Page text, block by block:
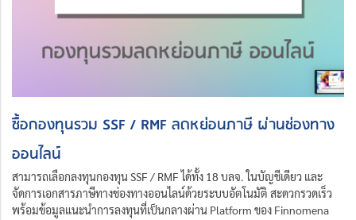
ซื้อกองทุนรวม SSF / RMF ลดหย่อนภาษี ผ่านช่องทาง
ออนไลน์
สามารถเลือกลงทุนกองทุน SSF / RMF ได้ทั้ง 18 บลจ. ในบัญชีเดียว และ
จัดการเอกสารภาษีทางช่องทางออนไลน์ด้วยระบบอัตโนมัติ สะดวกรวดเร็ว
พร้อมข้อมูลแนะนำการลงทุนที่เป็นกลางผ่าน Platform ของ Finnomena